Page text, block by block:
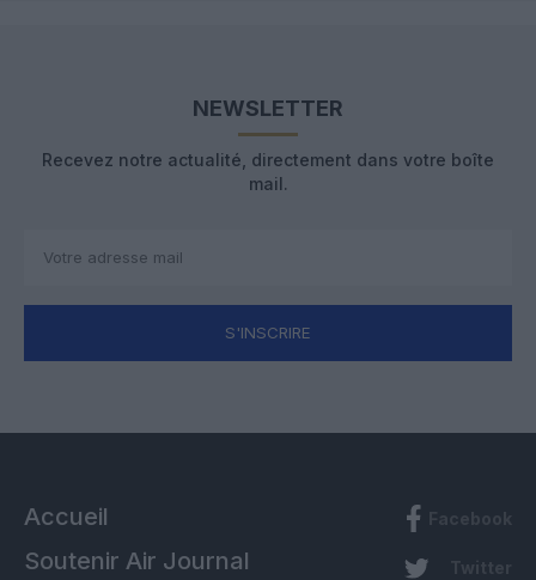
NEWSLETTER
Recevez notre actualité, directement dans votre boîte
mail.
S'INSCRIRE
Accueil
Soutenir Air Journal